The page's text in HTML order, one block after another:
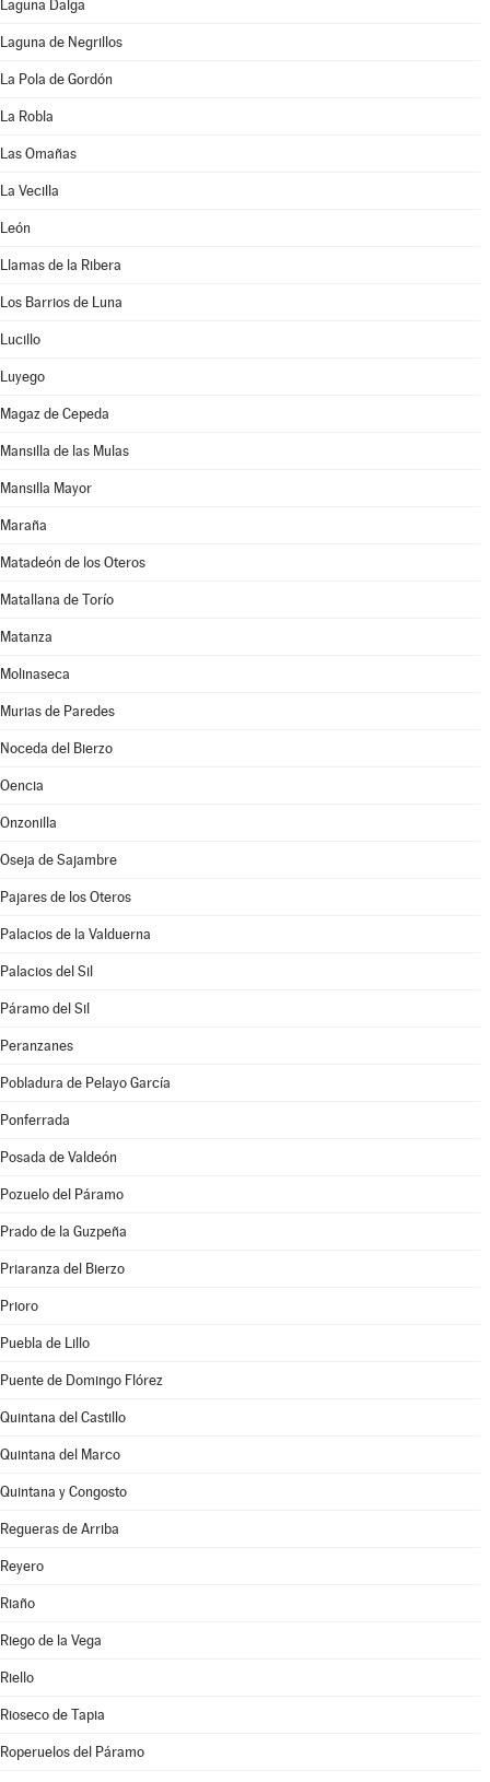
Laguna Dalga
Laguna de Negrillos
La Pola de Gordón
La Robla
Las Omañas
La Vecilla
León
Llamas de la Ribera
Los Barrios de Luna
Lucillo
Luyego
Magaz de Cepeda
Mansilla de las Mulas
Mansilla Mayor
Maraña
Matadeón de los Oteros
Matallana de Torío
Matanza
Molinaseca
Murias de Paredes
Noceda del Bierzo
Oencia
Onzonilla
Oseja de Sajambre
Pajares de los Oteros
Palacios de la Valduerna
Palacios del Sil
Páramo del Sil
Peranzanes
Pobladura de Pelayo García
Ponferrada
Posada de Valdeón
Pozuelo del Páramo
Prado de la Guzpeña
Priaranza del Bierzo
Prioro
Puebla de Lillo
Puente de Domingo Flórez
Quintana del Castillo
Quintana del Marco
Quintana y Congosto
Regueras de Arriba
Reyero
Riaño
Riego de la Vega
Riello
Rioseco de Tapia
Roperuelos del Páramo